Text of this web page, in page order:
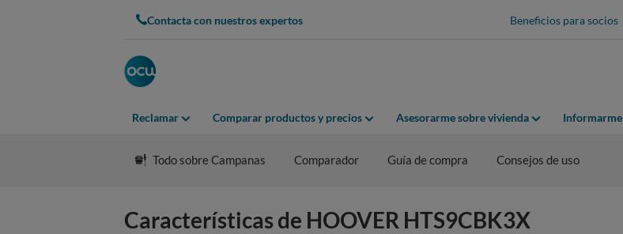
Contacta con nuestros expertos Beneficios para socios
Reclamar Comparar productos y precios Asesorarme sobre vivienda Informarme
Todo sobre Campanas Comparador Guía de compra Consejos de uso
Características de HOOVER HTS9CBK3X